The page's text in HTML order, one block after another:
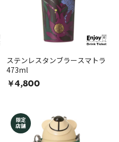
ステンレスタンブラースマトラ
473ml
￥4,800
限定
店舗